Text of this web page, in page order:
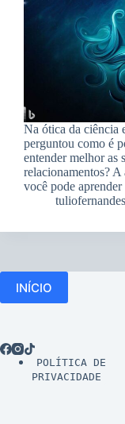
Na ótica da
perguntou como é
entender melhor as
relacionamentos? A
você pode
INÍCIO
POLÍTICA DE
PRIVACIDADE